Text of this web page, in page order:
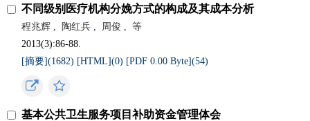
不同级别医疗机构分娩方式的构成及其成本分析
程兆辉 , 陶红兵 , 周俊 ,
等
2013(3):86-88.
[摘要](1682) [HTML](0) [PDF 0.00 Byte](54)
基本公共卫生服务项目补助资金管理体会